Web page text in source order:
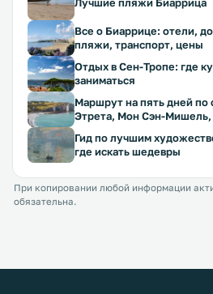
Все о Биаррице: отели,
пляжи, транспорт, цены
Отдых в Сен-Тропе: где
заниматься
Маршрут на пять дней
Этрета, Мон Сэн-
Гид по лучшим
где искать шедевры
При копировании любой информации
обязательна.